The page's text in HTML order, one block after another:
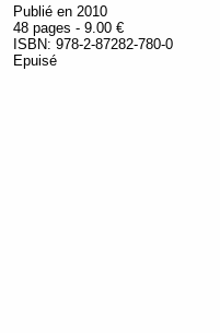
Publié en 2010
48 pages - 9.00 €
ISBN: 978-2-87282-780-0
Epuisé